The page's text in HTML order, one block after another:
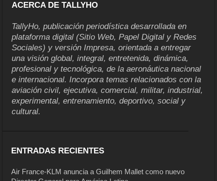
ACERCA DE TALLYHO
TallyHo, publicación periodística desarrollada en
plataforma digital (Sitio Web, Papel Digital y Redes
Sociales) y versión Impresa, orientada a entregar
una visión global, integral, entretenida, dinámica,
profesional y tecnológica, de la aeronáutica nacional
e internacional. Incorpora temas relacionados con la
aviación civil, ejecutiva, comercial, militar, industrial,
experimental, entrenamiento, deportivo, social y
cultural.
ENTRADAS RECIENTES
Air France-KLM anuncia a Guilhem Mallet como nuevo